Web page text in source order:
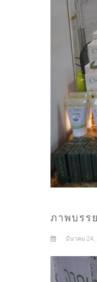
ภาพบรร
มีนาคม 24,